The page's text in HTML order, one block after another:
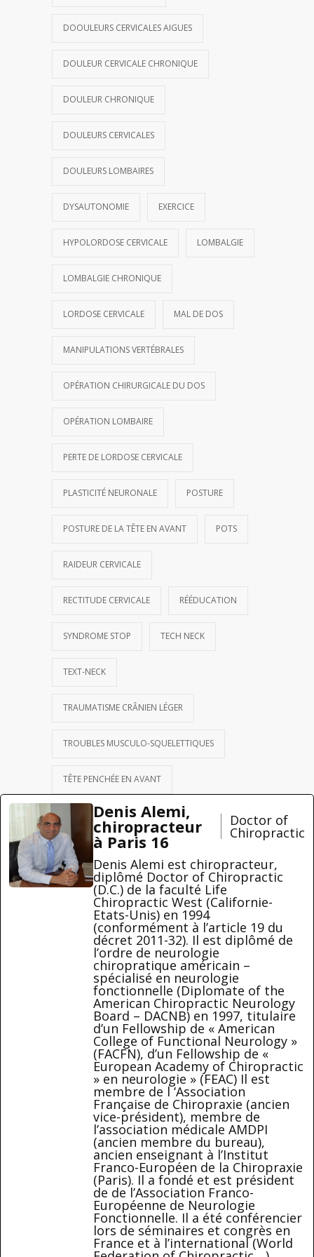
DOOULEURS CERVICALES AIGUES
DOULEUR CERVICALE CHRONIQUE
DOULEUR CHRONIQUE
DOULEURS CERVICALES
DOULEURS LOMBAIRES
DYSAUTONOMIE EXERCICE
HYPOLORDOSE CERVICALE LOMBALGIE
LOMBALGIE CHRONIQUE
LORDOSE CERVICALE MAL DE DOS
MANIPULATIONS VERTÉBRALES
OPÉRATION CHIRURGICALE DU DOS
OPÉRATION LOMBAIRE
PERTE DE LORDOSE CERVICALE
PLASTICITÉ NEURONALE POSTURE
POSTURE DE LA TÊTE EN AVANT POTS
RAIDEUR CERVICALE
RECTITUDE CERVICALE RÉÉDUCATION
SYNDROME STOP TECH NECK
TEXT-NECK
TRAUMATISME CRÂNIEN LÉGER
TROUBLES MUSCULO-SQUELETTIQUES
TÊTE PENCHÉE EN AVANT
Denis Alemi,
chiropracteur
à Paris 16
Doctor of
Chiropractic
Denis Alemi est chiropracteur,
diplômé Doctor of Chiropractic
(D.C.) de la faculté Life
Chiropractic West (Californie-
Etats-Unis) en 1994
(conformément à l’article 19 du
décret 2011-32). Il est diplômé de
l’ordre de neurologie
chiropratique américain –
spécialisé en neurologie
fonctionnelle (Diplomate of the
American Chiropractic Neurology
Board – DACNB) en 1997, titulaire
d’un Fellowship de « American
College of Functional Neurology »
(FACFN), d’un Fellowship de «
European Academy of Chiropractic
» en neurologie » (FEAC) Il est
membre de l ‘Association
Française de Chiropraxie (ancien
vice-président), membre de
l’association médicale AMDPI
(ancien membre du bureau),
ancien enseignant à l’Institut
Franco-Européen de la Chiropraxie
(Paris). Il a fondé et est président
de de l’Association Franco-
Européenne de Neurologie
Fonctionnelle. Il a été conférencier
lors de séminaires et congrès en
France et à l’international (World